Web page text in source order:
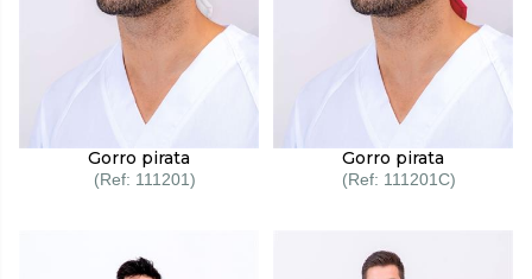
Gorro pirata
111201
Gorro pirata
111201C